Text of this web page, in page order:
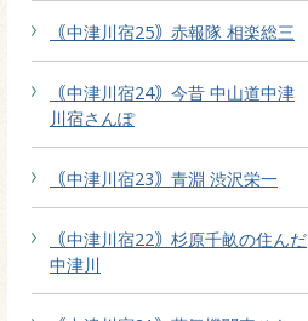
｟中津川宿25｠赤報隊 相楽総三
｟中津川宿24｠今昔 中山道中津
川宿さんぽ
｟中津川宿23｠青淵 渋沢栄一
｟中津川宿22｠杉原千畝の住んだ
中津川